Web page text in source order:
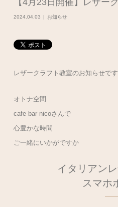
【4月23日開催】レザー
2024.04.03 お知らせ
レザークラフト教室のお知らせです
オトナ空間
cafe bar nicoさんで
心豊かな時間
ご一緒にいかがですか
イタリアン
スマホ